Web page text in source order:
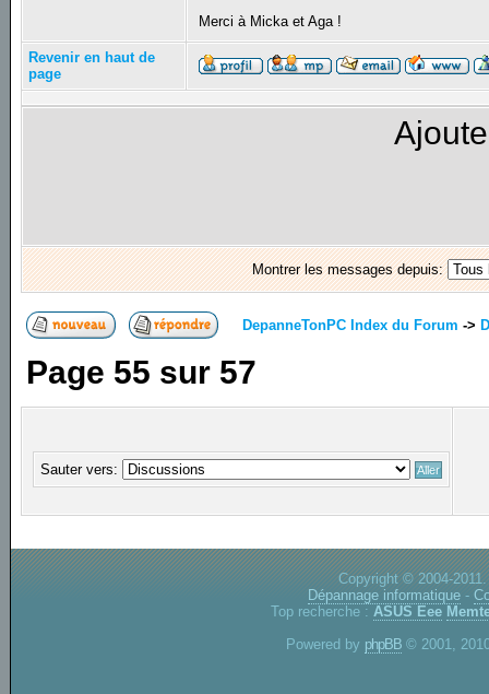
Merci à Micka et Aga !
Revenir en haut de
page
Montrer les messages depuis:
DepanneTonPC Index du Forum ->
Page 55 sur 57
Sauter vers:
Copyright © 2004-
Dépannage informatique -
Top recherche : ASUS Eee
Powered by phpBB © 2001,